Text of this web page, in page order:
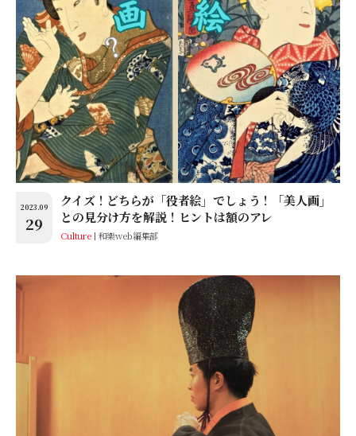
2023.09
29
クイズ！どちらが「役者絵」でしょう！「美人画」
との見分け方を解説！ヒントは額のアレ
Culture 和樂web編集部